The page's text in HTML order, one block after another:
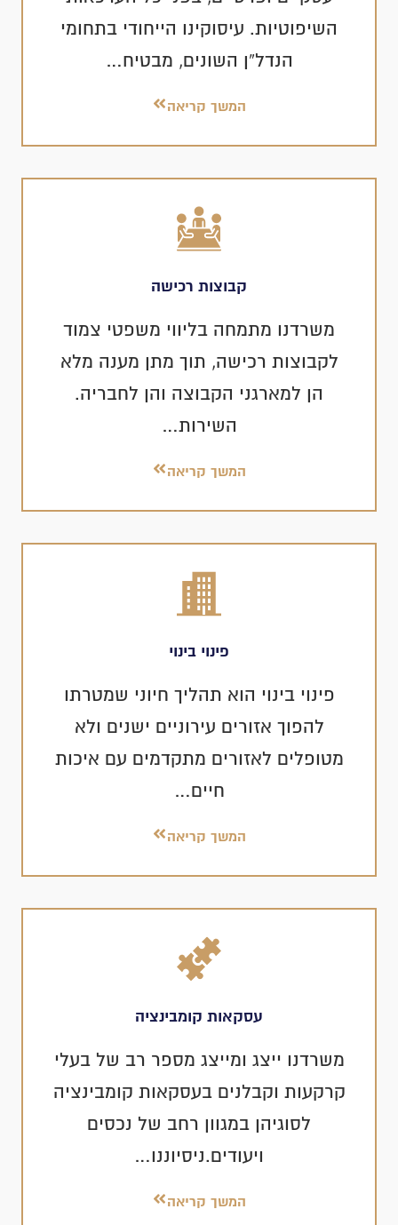
השיפוטיות. עיסוקינו הייחודי בתחומי
הנדל”ן השונים, מבטיח…
המשך קריאה
קבוצות רכישה
משרדנו מתמחה בליווי משפטי צמוד
לקבוצות רכישה, תוך מתן מענה מלא
הן למארגני הקבוצה והן לחבריה.
השירות…
המשך קריאה
פינוי בינוי
פינוי בינוי הוא תהליך חיוני שמטרתו
להפוך אזורים עירוניים ישנים ולא
מטופלים לאזורים מתקדמים עם איכות
חיים…
המשך קריאה
עסקאות קומבינציה
משרדנו ייצג ומייצג מספר רב של בעלי
קרקעות וקבלנים בעסקאות קומבינציה
לסוגיהן במגוון רחב של נכסים
ויעודים.ניסיוננו…
המשך קריאה